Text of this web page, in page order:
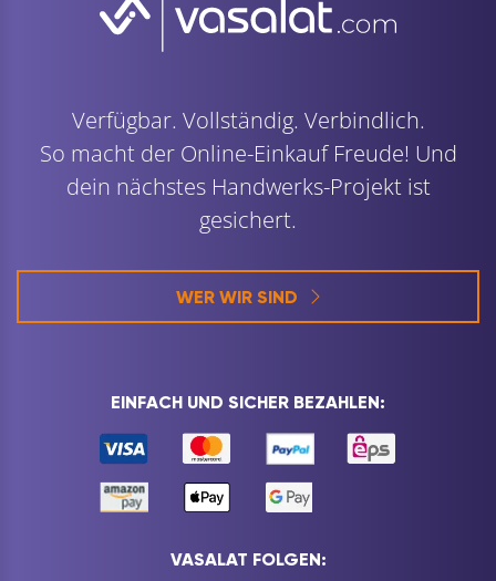
Verfügbar. Vollständig. Verbindlich.
So macht der Online-Einkauf Freude! Und
dein nächstes Handwerks-Projekt ist
gesichert.
WER WIR SIND
EINFACH UND SICHER BEZAHLEN:
VASALAT FOLGEN: